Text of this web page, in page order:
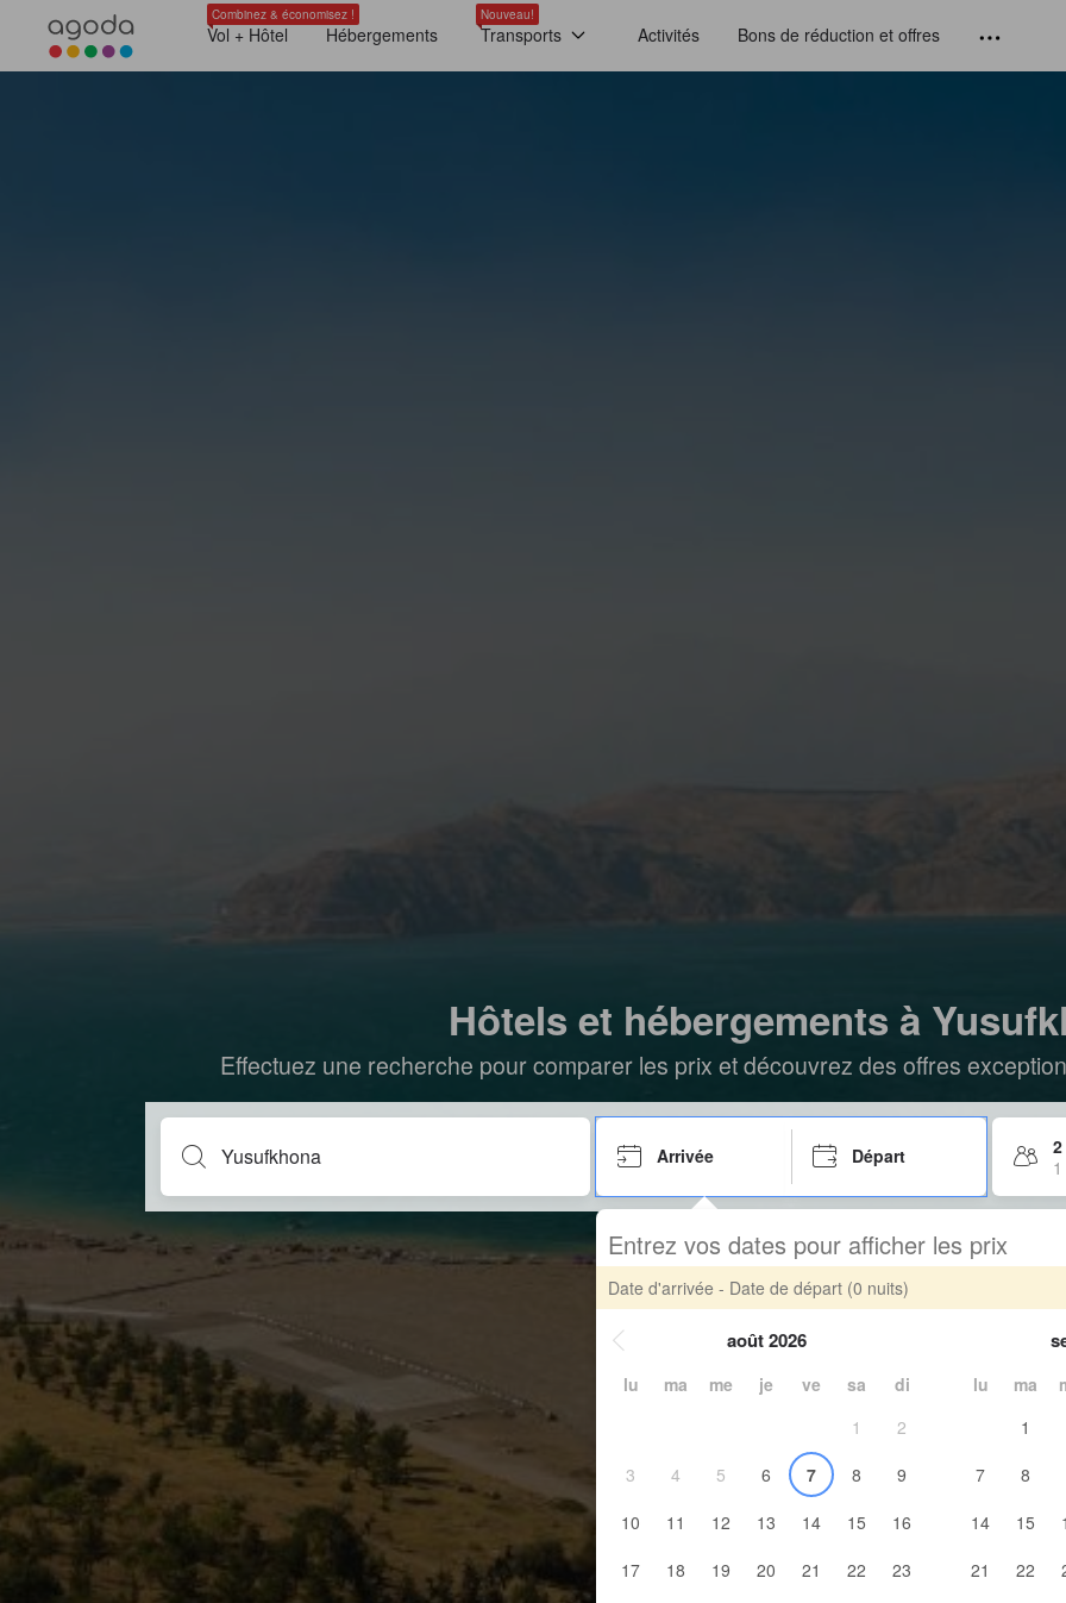
Combinez & économisez !
Vol + Hôtel Hébergements
Nouveau!
Transports Activités Bons de réduction et offres
Hôtels et hébergements à
Effectuez une recherche pour comparer les prix et découvrez des offres
Arrivée Départ
Entrez vos dates pour afficher les prix
Date d'arrivée - Date de départ (0 nuits)
août 2026
lu ma me je ve sa
di
1
2
3
4 5 6 7 8
9
10
11 12 13 14 15
16
17
18 19 20 21 22
23
lu ma
1
7
8
14
15
21
22